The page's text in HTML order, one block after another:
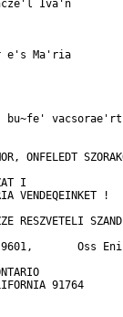
e's Ma'ria
bu~fe'
ONFELEDT
I
VENDEQEINKET !
RESZVETELI
7285
91764